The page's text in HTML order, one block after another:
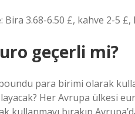
Bira 3.68-6.50 £, kahve 2-5
geçerli mi?
para birimi olarak
Her Avrupa ülkesi